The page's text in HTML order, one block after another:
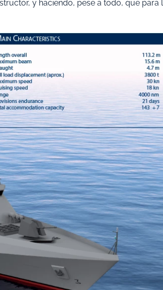
y haciendo, pese a todo, que para